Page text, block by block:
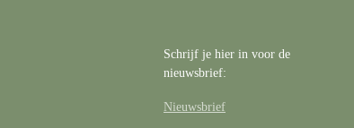
Schrijf je hier in voor de
nieuwsbrief:
Nieuwsbrief